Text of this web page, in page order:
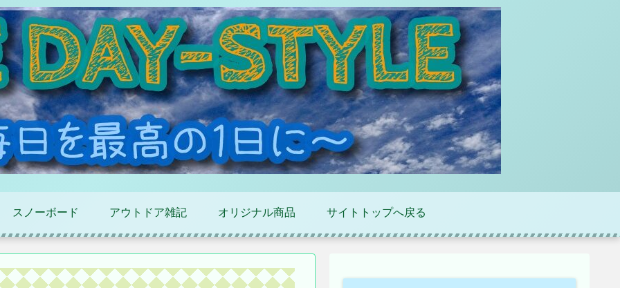
スノーボード アウトドア雑記 オリジナル商品 サイトトップへ戻る